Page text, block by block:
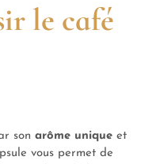
le café
son arôme unique et
vous permet de